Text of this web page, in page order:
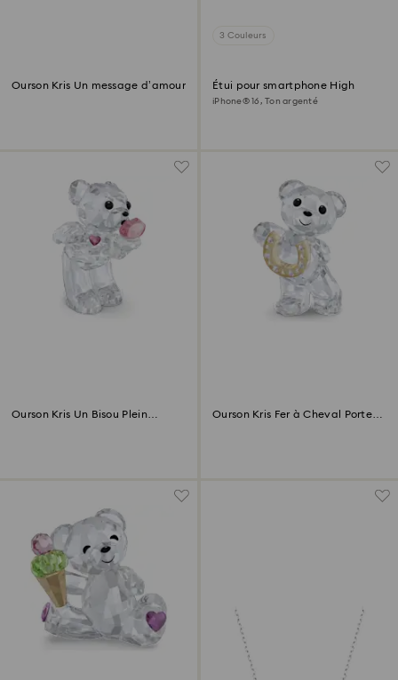
Ourson Kris Un message d’amour
3 Couleurs
Étui pour smartphone High
iPhone® 16, Ton argenté
Ourson Kris Un Bisou Plein
Ourson Kris Fer à Cheval Porte-